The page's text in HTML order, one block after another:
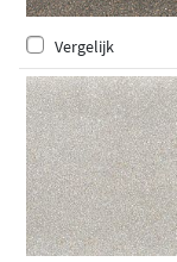
Vergelijk